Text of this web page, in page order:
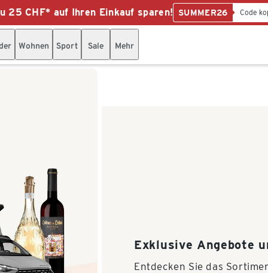
25 CHF* auf Ihren Einkauf sparen! SUMMER26 Code
Wohnen Sport Sale Mehr
Exklusive Angebote
Entdecken Sie das